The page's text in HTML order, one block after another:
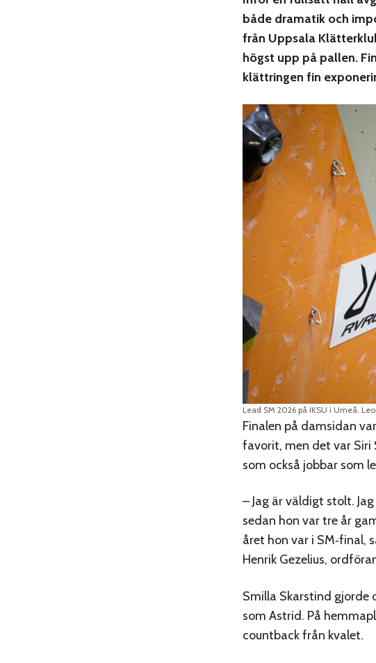
både dramatik och
från Uppsala
högst upp på pallen.
klättringen fin
Lead SM 2026 på IKSU i Umeå.
Finalen på damsidan
favorit, men det var Siri
som också jobbar som
– Jag är väldigt stolt.
sedan hon var tre år
året hon var i
Henrik Gezelius,
Smilla Skarstind gjorde
som Astrid. På
countback från kvalet.